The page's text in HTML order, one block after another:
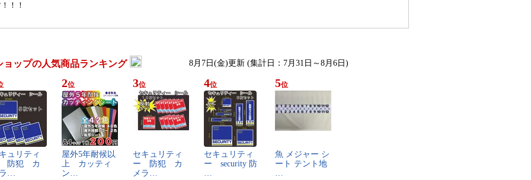
！！！
ョップの人気商品ランキング 8月7日(金)更新 (集計日：7月31日～8月6日)
ュ​リ​テ​ィ​
防​犯​ ​カ​
​…
2位
屋​外​5​年​耐​候​以​
上​ ​カ​ッ​テ​ィ​
ン​…
3位
セ​キ​ュ​リ​テ​ィ​
ー​ ​防​犯​ ​カ​
メ​ラ​…
4位
セ​キ​ュ​リ​テ​ィ​
ー​ ​s​e​c​u​r​i​t​y​ ​防​
…
5位
魚​ ​メ​ジ​ャ​ー​ ​シ​
ー​ト​ ​テ​ン​ト​地​
…